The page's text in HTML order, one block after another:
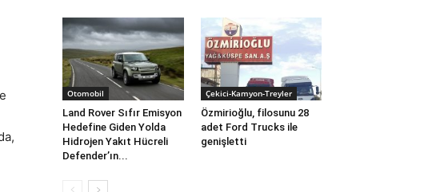
Otomobil
Land Rover Sıfır Emisyon
Hedefine Giden Yolda
Hidrojen Yakıt Hücreli
Defender’ın...
Çekici-Kamyon-Treyler
Özmirioğlu, filosunu 28
adet Ford Trucks ile
genişletti